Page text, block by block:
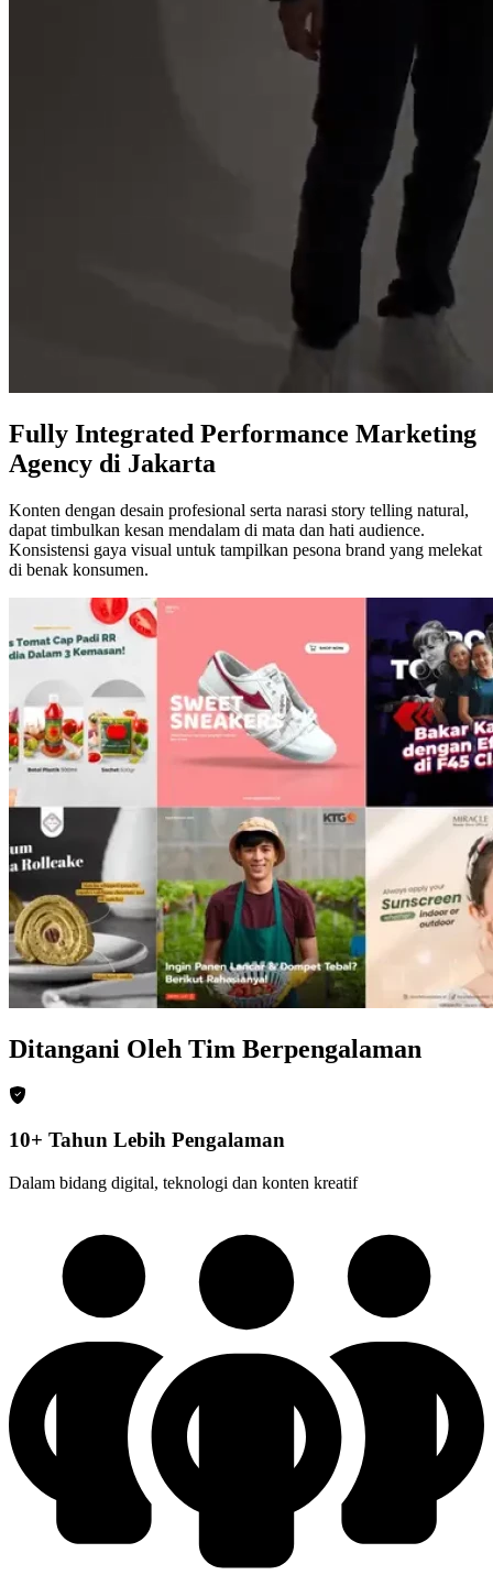
Fully Integrated Performance Marketing
Agency di Jakarta
Konten dengan desain profesional serta narasi story telling natural,
dapat timbulkan kesan mendalam di mata dan hati audience.
Konsistensi gaya visual untuk tampilkan pesona brand yang melekat
di benak konsumen.
Ditangani Oleh Tim Berpengalaman
10+ Tahun Lebih Pengalaman
Dalam bidang digital, teknologi dan konten kreatif